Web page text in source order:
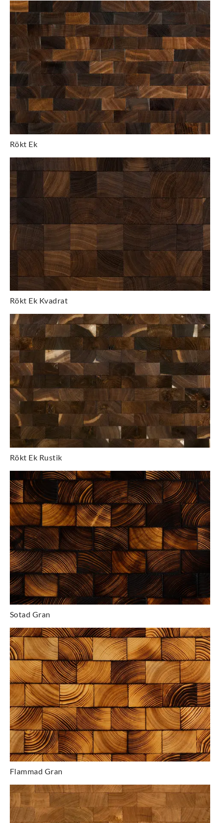
Rökt Ek
Rökt Ek Kvadrat
Rökt Ek Rustik
Sotad Gran
Flammad Gran